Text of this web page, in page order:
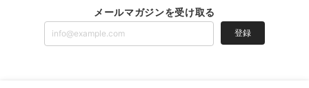
メールマガジンを受け取る
登録